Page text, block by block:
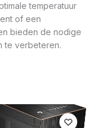
temperatuur
of een
bieden de nodige
te verbeteren.